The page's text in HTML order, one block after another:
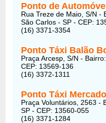
Ponto de
Rua Treze de Maio, S/N -
São Carlos - SP - CEP:
(16) 3371-3354
Ponto Táxi Balão
Praça Arcesp, S/N -
CEP: 13569-136
(16) 3372-1311
Ponto Táxi
Praça Voluntários, 2563 -
SP - CEP: 13560-055
(16) 3371-1284